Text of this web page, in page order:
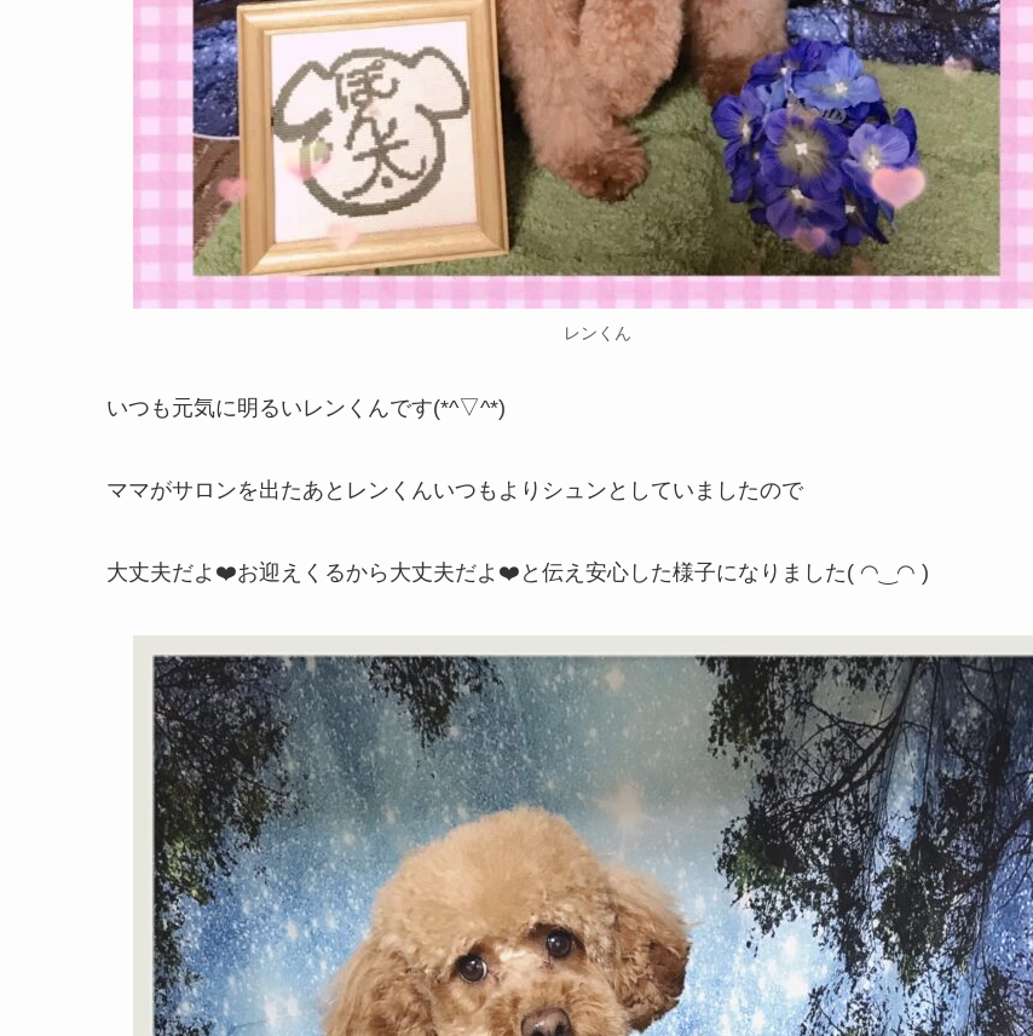
レンくん
いつも元気に明るいレンくんです(*^▽^*)
ママがサロンを出たあとレンくんいつもよりシュンとしていましたので
大丈夫だよ❤️お迎えくるから大丈夫だよ❤️と伝え安心した様子になりました( ◠‿◠ )